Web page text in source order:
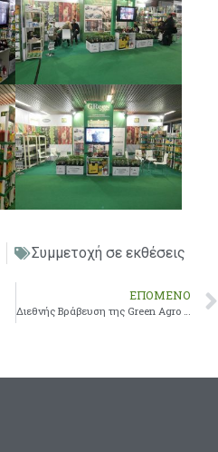
Συμμετοχή σε εκθέσεις
ΕΠΌΜΕΝΟ